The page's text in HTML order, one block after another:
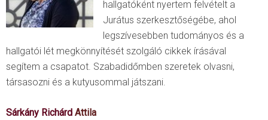
hallgatóként nyertem felvételt a
Jurátus szerkesztőségébe, ahol
legszívesebben tudományos és a
hallgatói lét megkönnyítését szolgáló cikkek írásával
segítem a csapatot. Szabadidőmben szeretek olvasni,
társasozni és a kutyusommal játszani.
Sárkány Richárd Attila